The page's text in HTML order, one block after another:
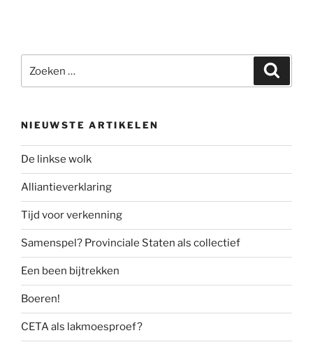
naar:
NIEUWSTE ARTIKELEN
De linkse wolk
Alliantieverklaring
Tijd voor verkenning
Samenspel? Provinciale Staten als collectief
Een been bijtrekken
Boeren!
CETA als lakmoesproef?